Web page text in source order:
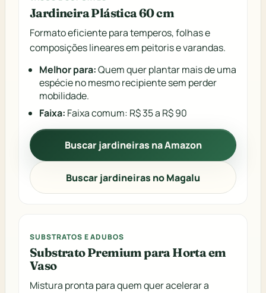
Jardineira Plástica 60 cm
Formato eficiente para temperos, folhas e
composições lineares em peitoris e varandas.
Melhor para:Quem quer plantar mais de uma
espécie no mesmo recipiente sem perder
mobilidade.
Faixa: Faixa comum: R$ 35 a R$ 90
Buscar jardineiras na Amazon
Buscar jardineiras no Magalu
SUBSTRATOS E ADUBOS
Substrato Premium para Horta em
Vaso
Mistura pronta para quem quer acelerar a